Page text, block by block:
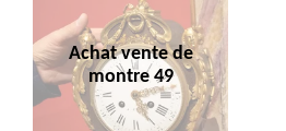
Achat vente de
montre 49